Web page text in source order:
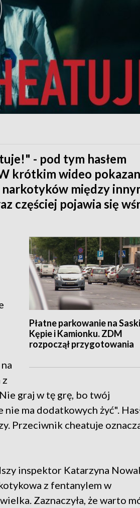
- pod tym hasłem
krótkim wideo
między
częściej pojawia się
Płatne parkowanie na
Kępie i Kamionku. ZDM
rozpoczął przygotowania
z
graj w tę grę, bo twój
ma dodatkowych żyć".
Przeciwnik cheatuje
inspektor Katarzyna
z fentanylem w
Zaznaczyła, że warto